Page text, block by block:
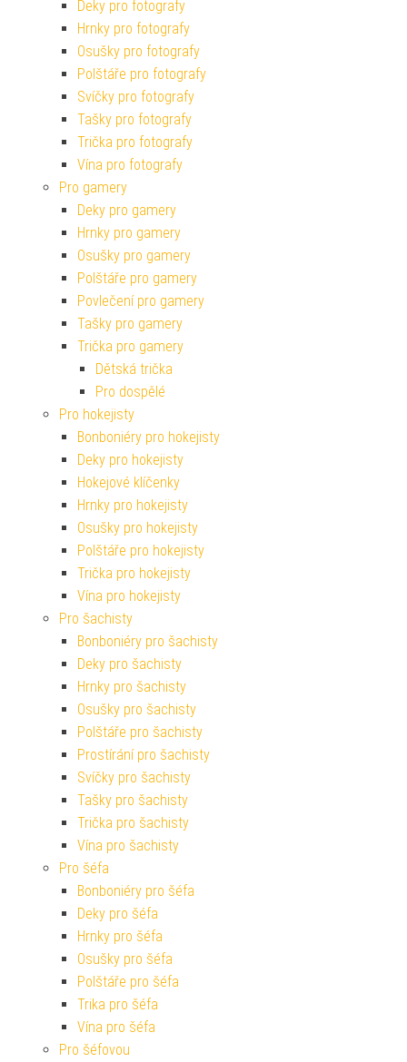
Deky pro fotografy
Hrnky pro fotografy
Osušky pro fotografy
Polštáře pro fotografy
Svíčky pro fotografy
Tašky pro fotografy
Trička pro fotografy
Vína pro fotografy
Pro gamery
Deky pro gamery
Hrnky pro gamery
Osušky pro gamery
Polštáře pro gamery
Povlečení pro gamery
Tašky pro gamery
Trička pro gamery
Dětská trička
Pro dospělé
Pro hokejisty
Bonboniéry pro hokejisty
Deky pro hokejisty
Hokejové klíčenky
Hrnky pro hokejisty
Osušky pro hokejisty
Polštáře pro hokejisty
Trička pro hokejisty
Vína pro hokejisty
Pro šachisty
Bonboniéry pro šachisty
Deky pro šachisty
Hrnky pro šachisty
Osušky pro šachisty
Polštáře pro šachisty
Prostírání pro šachisty
Svíčky pro šachisty
Tašky pro šachisty
Trička pro šachisty
Vína pro šachisty
Pro šéfa
Bonboniéry pro šéfa
Deky pro šéfa
Hrnky pro šéfa
Osušky pro šéfa
Polštáře pro šéfa
Trika pro šéfa
Vína pro šéfa
Pro šéfovou